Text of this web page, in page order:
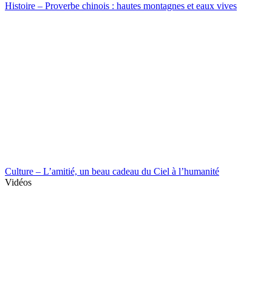
Histoire – Proverbe chinois : hautes montagnes et eaux vives
Culture – L’amitié, un beau cadeau du Ciel à l’humanité
Vidéos